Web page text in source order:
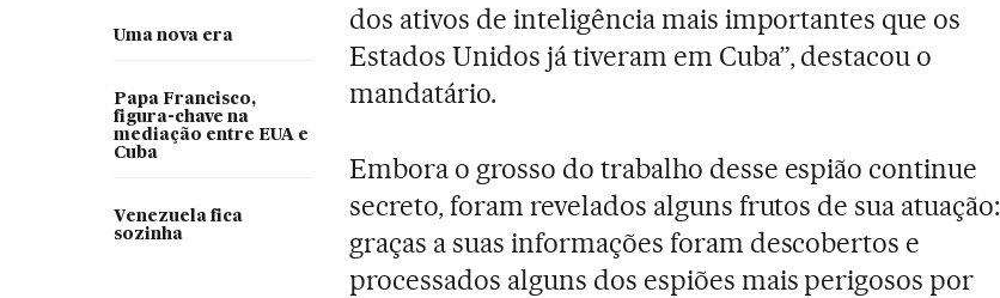
Uma nova era
Papa Francisco,
figura-chave na
mediação entre EUA e
Cuba
Venezuela fica
sozinha
dos ativos de inteligência mais importantes que os
Estados Unidos já tiveram em Cuba”, destacou o
mandatário.
Embora o grosso do trabalho desse espião continue
secreto, foram revelados alguns frutos de sua atuação:
graças a suas informações foram descobertos e
processados alguns dos espiões mais perigosos por